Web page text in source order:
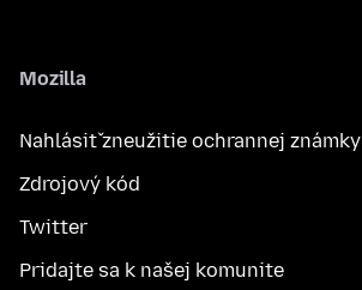
Mozilla
Nahlásiť zneužitie ochrannej známky
Zdrojový kód
Twitter
Pridajte sa k našej komunite